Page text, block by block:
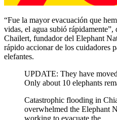
“Fue la mayor evacuación que
vidas, el agua subió
Chailert, fundador del Elephant
rápido accionar de los cuidadores
elefantes.
UPDATE: They have
Only about 10 elephants
Catastrophic flooding in
overwhelmed the Elephant
working to evacuate the